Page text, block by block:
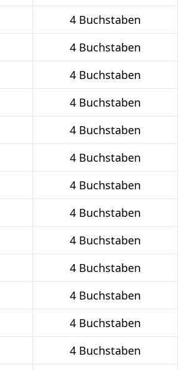
4 Buchstaben
4 Buchstaben
4 Buchstaben
4 Buchstaben
4 Buchstaben
4 Buchstaben
4 Buchstaben
4 Buchstaben
4 Buchstaben
4 Buchstaben
4 Buchstaben
4 Buchstaben
4 Buchstaben